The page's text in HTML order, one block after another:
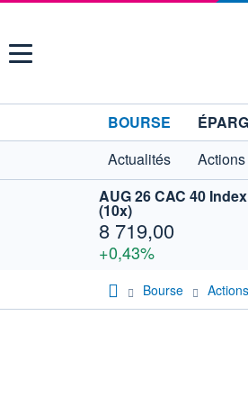
Menu
BOURSE
Actualités
Actions
AUG 26 CAC 40 Index
(10x)
8 719,00
+0,43%
Bourse Actions